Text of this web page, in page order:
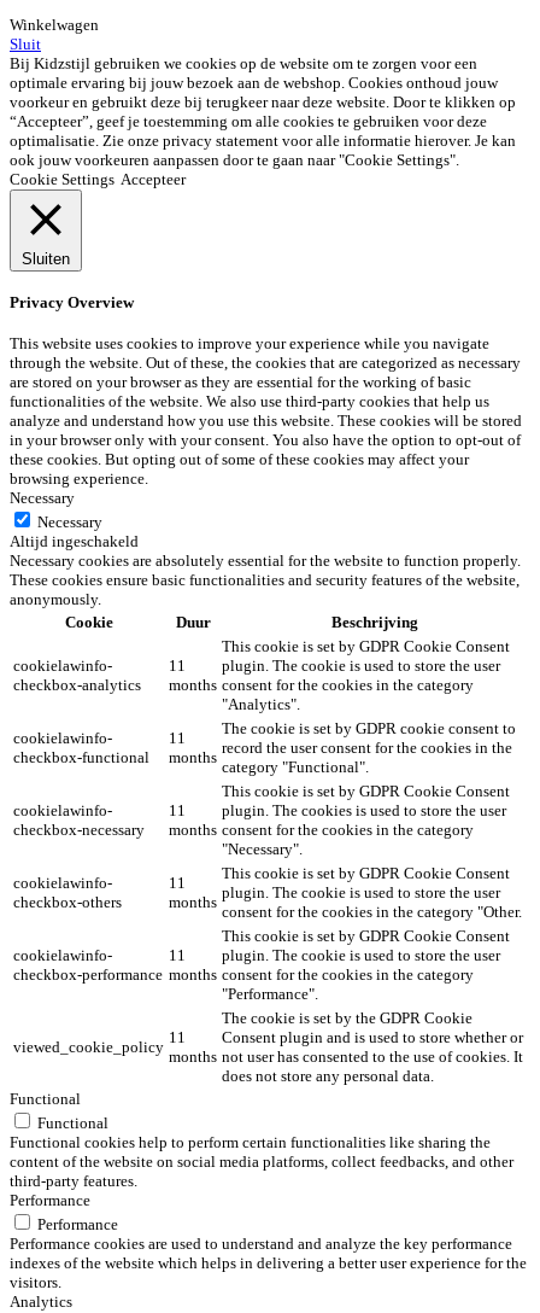
Winkelwagen
Sluit
Bij Kidzstijl gebruiken we cookies op de website om te zorgen voor een
optimale ervaring bij jouw bezoek aan de webshop. Cookies onthoud jouw
voorkeur en gebruikt deze bij terugkeer naar deze website. Door te klikken op
“Accepteer”, geef je toestemming om alle cookies te gebruiken voor deze
optimalisatie. Zie onze privacy statement voor alle informatie hierover. Je kan
ook jouw voorkeuren aanpassen door te gaan naar "Cookie Settings".
Cookie Settings Accepteer
Sluiten
Privacy Overview
This website uses cookies to improve your experience while you navigate
through the website. Out of these, the cookies that are categorized as necessary
are stored on your browser as they are essential for the working of basic
functionalities of the website. We also use third-party cookies that help us
analyze and understand how you use this website. These cookies will be stored
in your browser only with your consent. You also have the option to opt-out of
these cookies. But opting out of some of these cookies may affect your
browsing experience.
Necessary
Necessary
Altijd ingeschakeld
Necessary cookies are absolutely essential for the website to function properly.
These cookies ensure basic functionalities and security features of the website,
anonymously.
Cookie
Duur Beschrijving
cookielawinfo-
checkbox-analytics
11
months
This cookie is set by GDPR Cookie Consent
plugin. The cookie is used to store the user
consent for the cookies in the category
"Analytics".
cookielawinfo-
checkbox-functional
11
months
The cookie is set by GDPR cookie consent to
record the user consent for the cookies in the
category "Functional".
cookielawinfo-
checkbox-necessary
11
months
This cookie is set by GDPR Cookie Consent
plugin. The cookies is used to store the user
consent for the cookies in the category
"Necessary".
cookielawinfo-
checkbox-others
11
months
This cookie is set by GDPR Cookie Consent
plugin. The cookie is used to store the user
consent for the cookies in the category "Other.
cookielawinfo-
checkbox-performance
11
months
This cookie is set by GDPR Cookie Consent
plugin. The cookie is used to store the user
consent for the cookies in the category
"Performance".
viewed_cookie_policy
11
months
The cookie is set by the GDPR Cookie
Consent plugin and is used to store whether or
not user has consented to the use of cookies. It
does not store any personal data.
Functional
Functional
Functional cookies help to perform certain functionalities like sharing the
content of the website on social media platforms, collect feedbacks, and other
third-party features.
Performance
Performance
Performance cookies are used to understand and analyze the key performance
indexes of the website which helps in delivering a better user experience for the
visitors.
Analytics